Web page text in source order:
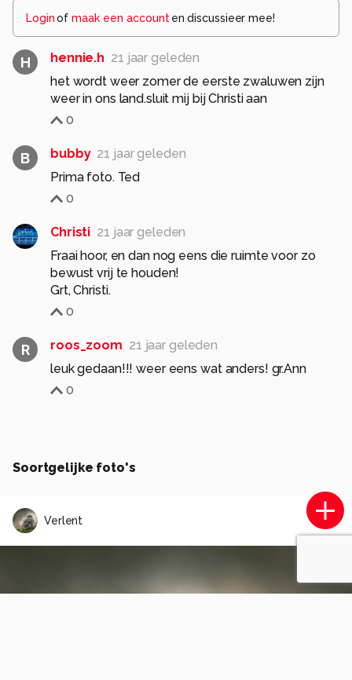
Loginof maak een account en discussieer mee!
H hennie.h 21 jaar geleden
het wordt weer zomer de eerste zwaluwen zijn
weer in ons land.sluit mij bij Christi aan
0
B bubby 21 jaar geleden
Prima foto. Ted
0
Christi 21 jaar geleden
Fraai hoor, en dan nog eens die ruimte voor zo
bewust vrij te houden!
Grt, Christi.
0
R roos_zoom 21 jaar geleden
leuk gedaan!!! weer eens wat anders! gr.Ann
0
Soortgelijke foto's
Verlent